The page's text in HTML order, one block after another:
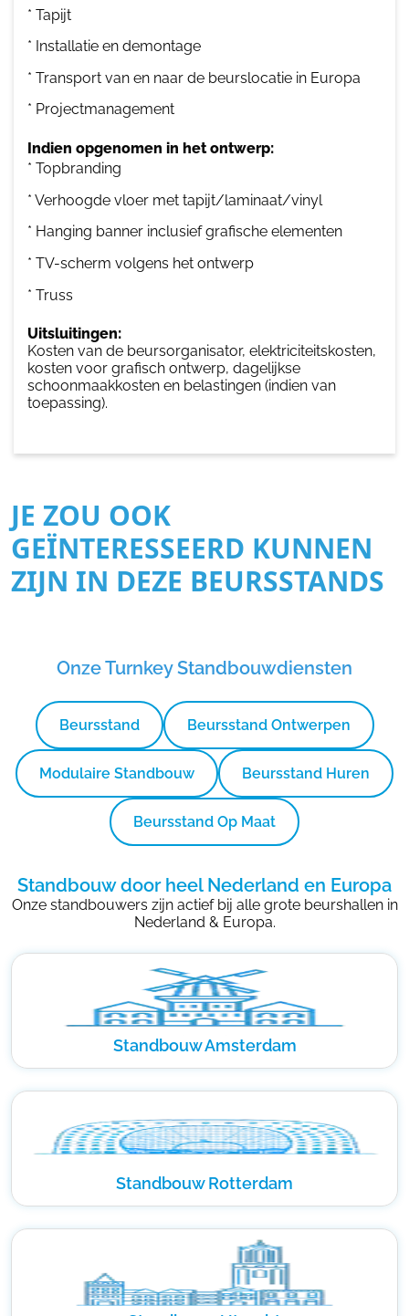
* Tapijt
* Installatie en demontage
* Transport van en naar de beurslocatie in Europa
* Projectmanagement
Indien opgenomen in het ontwerp:
* Topbranding
* Verhoogde vloer met tapijt/laminaat/vinyl
* Hanging banner inclusief grafische elementen
* TV-scherm volgens het ontwerp
* Truss
Uitsluitingen:
Kosten van de beursorganisator, elektriciteitskosten,
kosten voor grafisch ontwerp, dagelijkse
schoonmaakkosten en belastingen (indien van
toepassing).
JE ZOU OOK
GEÏNTERESSEERD KUNNEN
ZIJN IN DEZE BEURSSTANDS
Onze Turnkey Standbouwdiensten
Beursstand Beursstand Ontwerpen
Modulaire Standbouw Beursstand Huren
Beursstand Op Maat
Standbouw door heel Nederland en Europa
Onze standbouwers zijn actief bij alle grote beurshallen in
Nederland & Europa.
Standbouw Amsterdam
Standbouw Rotterdam